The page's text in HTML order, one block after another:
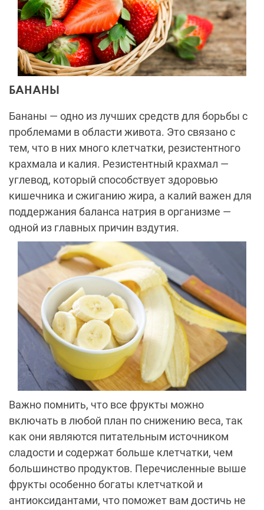
БАНАНЫ
Бананы — одно из лучших средств для борьбы с
проблемами в области живота. Это связано с
тем, что в них много клетчатки, резистентного
крахмала и калия. Резистентный крахмал —
углевод, который способствует здоровью
кишечника и сжиганию жира, а калий важен для
поддержания баланса натрия в организме —
одной из главных причин вздутия.
Важно помнить, что все фрукты можно
включать в любой план по снижению веса, так
как они являются питательным источником
сладости и содержат больше клетчатки, чем
большинство продуктов. Перечисленные выше
фрукты особенно богаты клетчаткой и
антиоксидантами, что поможет вам достичь не